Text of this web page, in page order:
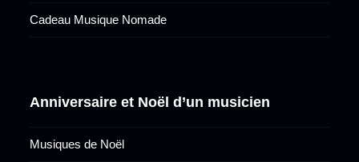
Cadeau Musique Nomade
Anniversaire et Noël d’un musicien
Musiques de Noël